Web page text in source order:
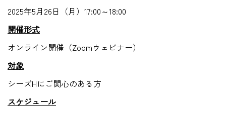
2025年5月26日（月）17:00～18:00
開催形式
オンライン開催（Zoomウェビナー）
対象
シーズHにご関心のある方
スケジュール